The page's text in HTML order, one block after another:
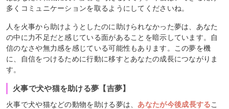
多くコミュニケーションを取るようにしてくださいね。
人を火事から助けようとしたのに助けられなかった夢は、あなた
の中に力不足だと感じている面があることを暗示しています。自
信のなさや無力感を感じている可能性もあります。この夢を機
に、自信をつけるために行動に移すとあなたの成長につながりま
す。
火事で犬や猫を助ける夢【吉夢】
火事で犬や猫などの動物を助ける夢は、 あなたが今後成長するこ